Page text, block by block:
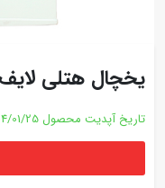
یخچال هتلی لایف ۶ فوت مدل R06
تاریخ آپدیت محصول 01/25